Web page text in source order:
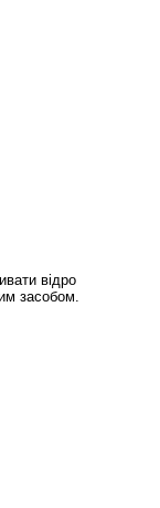
відро
засобом.